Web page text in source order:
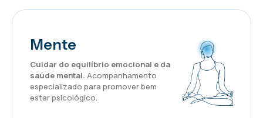
Mente
Cuidar do equilíbrio emocional e da
saúde mental. Acompanhamento
especializado para promover bem
estar psicológico.